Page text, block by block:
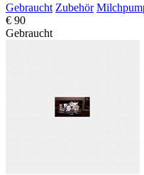
Gebraucht Zubehör
€ 90
Gebraucht